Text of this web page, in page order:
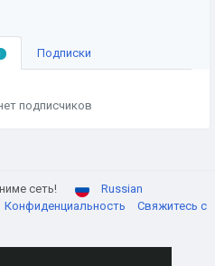
Подписки
подписчиков
сеть!
Russian
Конфиденциальность
Свяжитесь с